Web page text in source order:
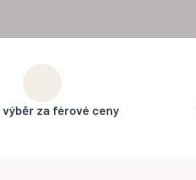
výběr za férové ceny